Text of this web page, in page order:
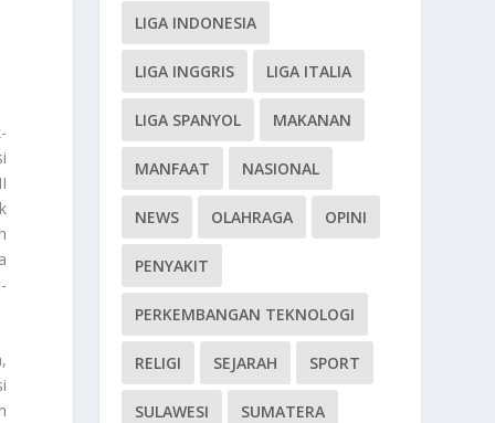
LIGA INDONESIA
LIGA INGGRIS LIGA ITALIA
LIGA SPANYOL MAKANAN
MANFAAT NASIONAL
NEWS OLAHRAGA OPINI
PENYAKIT
PERKEMBANGAN TEKNOLOGI
RELIGI SEJARAH SPORT
SULAWESI SUMATERA